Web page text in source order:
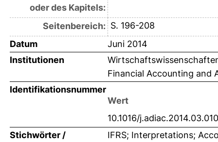
oder des Kapitels:
Seitenbereich: S. 196-208
Datum
Juni 2014
Institutionen
Financial Accounting and
Identifikationsnummer
Wert
10.1016/j.adiac.2014.03.010
Stichwörter /
IFRS; Interpretations;